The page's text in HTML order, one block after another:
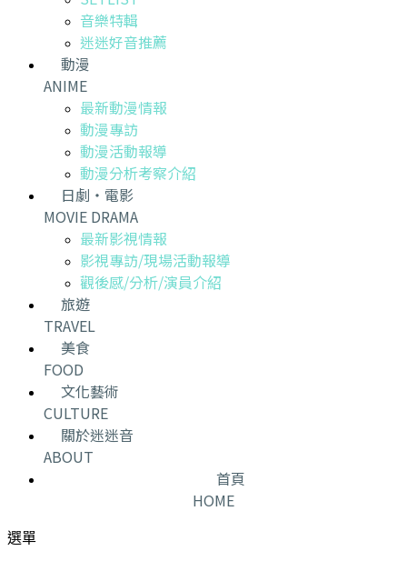
音樂特輯
迷迷好音推薦
動漫
ANIME
最新動漫情報
動漫專訪
動漫活動報導
動漫分析考察介紹
日劇・電影
MOVIE DRAMA
最新影視情報
影視專訪/現場活動報導
觀後感/分析/演員介紹
旅遊
TRAVEL
美食
FOOD
文化藝術
CULTURE
關於迷迷音
ABOUT
首頁
HOME
選單